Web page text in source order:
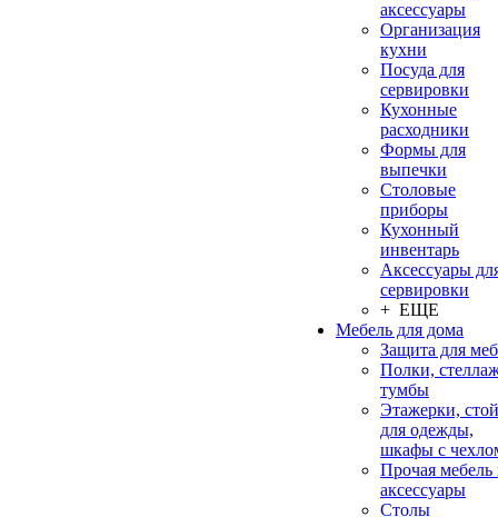
аксессуары
Организация
кухни
Посуда для
сервировки
Кухонные
расходники
Формы для
выпечки
Столовые
приборы
Кухонный
инвентарь
Аксессуары
сервировки
+ ЕЩЕ
Мебель для дома
Защита для
Полки,
тумбы
Этажерки,
для одежды,
шкафы с
Прочая мебель
аксессуары
Столы